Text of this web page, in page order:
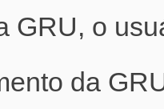
GRU, o
da